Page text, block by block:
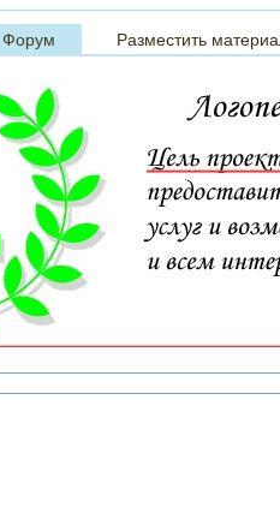
Форум Разместить